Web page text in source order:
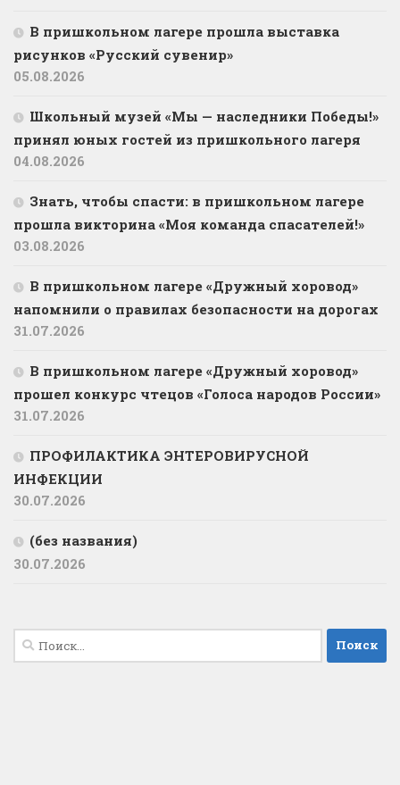
В пришкольном лагере прошла выставка
рисунков «Русский сувенир»
05.08.2026
Школьный музей «Мы — наследники Победы!»
принял юных гостей из пришкольного лагеря
04.08.2026
Знать, чтобы спасти: в пришкольном лагере
прошла викторина «Моя команда спасателей!»
03.08.2026
В пришкольном лагере «Дружный хоровод»
напомнили о правилах безопасности на дорогах
31.07.2026
В пришкольном лагере «Дружный хоровод»
прошел конкурс чтецов «Голоса народов России»
31.07.2026
ПРОФИЛАКТИКА ЭНТЕРОВИРУСНОЙ
ИНФЕКЦИИ
30.07.2026
(без названия)
30.07.2026
Найти: